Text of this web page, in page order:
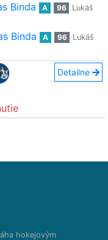
Binda A 96
Lukáš
Binda A 96
Lukáš
Detailne
hokejovým